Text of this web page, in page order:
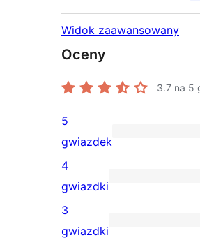
Widok zaawansowany
Oceny
3.7 na 5
4
recenzje
5-
gwiazdkowe
5
gwiazdek
0
recenzji
4-
4
gwiazdki
0
3
gwiazdki